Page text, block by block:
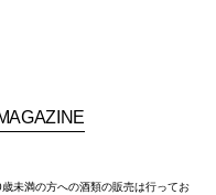
未満の方への酒類の販売は行ってお